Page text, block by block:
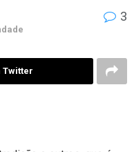
3
Twitter